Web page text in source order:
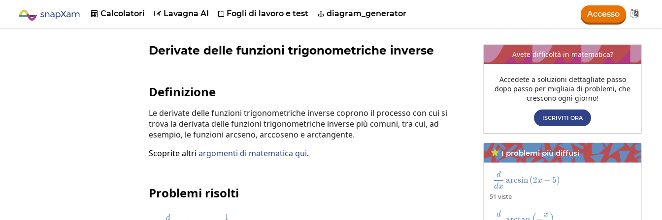
 Calcolatori  Lavagna AI  Fogli di lavoro e test  diagram_generator Accesso 
Derivate delle funzioni trigonometriche inverse
Definizione
Le derivate delle funzioni trigonometriche inverse coprono il processo con cui si
trova la derivata delle funzioni trigonometriche inverse più comuni, tra cui, ad
esempio, le funzioni arcseno, arccoseno e arctangente.
Scoprite altri argomenti di matematica qui.
Problemi risolti
d 1
Avete difficoltà in matematica?
Accedete a soluzioni dettagliate passo
dopo passo per migliaia di problemi, che
crescono ogni giorno!
ISCRIVITI ORA
 I problemi più diffusi
\frac{d}{dx}\arcsin\left(2x-
dx
d
arcsin (2x − 5)
51 viste
\frac{d}{dx}\arctan\left(-
d x